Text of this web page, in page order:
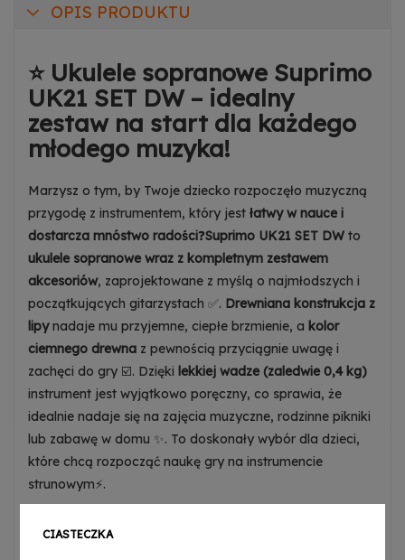
OPIS PRODUKTU
⭐ Ukulele sopranowe Suprimo
UK21 SET DW – idealny
zestaw na start dla każdego
młodego muzyka!
Marzysz o tym, by Twoje dziecko rozpoczęło muzyczną
przygodę z instrumentem, który jest łatwy w nauce i
dostarcza mnóstwo radości❓Suprimo UK21 SET DW to
ukulele sopranowe wraz z kompletnym zestawem
akcesoriów, zaprojektowane z myślą o najmłodszych i
początkujących gitarzystach ✅. Drewniana konstrukcja z
lipynadaje mu przyjemne, ciepłe brzmienie, a kolor
ciemnego drewna z pewnością przyciągnie uwagę i
zachęci do gry ☑️. Dzięki lekkiej wadze (zaledwie 0,4 kg)
instrument jest wyjątkowo poręczny, co sprawia, że
idealnie nadaje się na zajęcia muzyczne, rodzinne pikniki
lub zabawę w domu ✨. To doskonały wybór dla dzieci,
które chcą rozpocząć naukę gry na instrumencie
strunowym⚡.
CIASTECZKA